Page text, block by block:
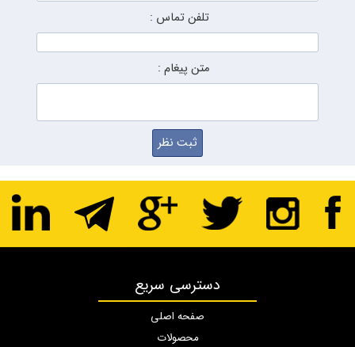
تلفن تماس :
متن پیغام :
دسترسی سریع
صفحه اصلی
محصولات